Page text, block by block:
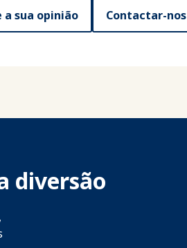
a sua opinião Contactar-nos
diversão